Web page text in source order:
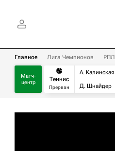
Главное Лига Чемпионов РПЛ
Матч-
центр
Теннис
Прерван
А. Калинская
Д. Шнайдер